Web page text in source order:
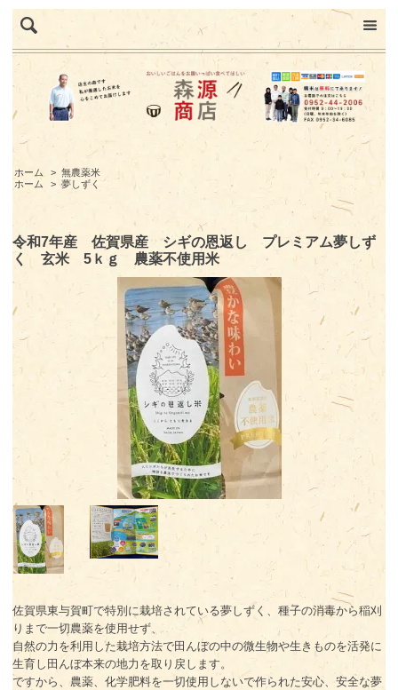
ホーム > 無農薬米
ホーム
> 夢しずく
令和7年産 佐賀県産 シギの恩返し プレミアム夢しず
く 玄米 5ｋｇ 農薬不使用米
佐賀県東与賀町で特別に栽培されている夢しずく、種子の消毒から稲刈
りまで一切農薬を使用せず、
自然の力を利用した栽培方法で田んぼの中の微生物や生きものを活発に
生育し田んぼ本来の地力を取り戻します。
ですから、農薬、化学肥料を一切使用しないで作られた安心、安全な夢